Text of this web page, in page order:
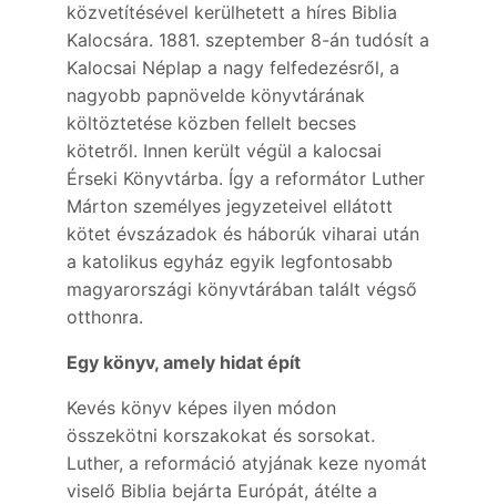
közvetítésével kerülhetett a híres Biblia
Kalocsára. 1881. szeptember 8-án tudósít a
Kalocsai Néplap a nagy felfedezésről, a
nagyobb papnövelde könyvtárának
költöztetése közben fellelt becses
kötetről. Innen került végül a kalocsai
Érseki Könyvtárba. Így a reformátor Luther
Márton személyes jegyzeteivel ellátott
kötet évszázadok és háborúk viharai után
a katolikus egyház egyik legfontosabb
magyarországi könyvtárában talált végső
otthonra.
Egy könyv, amely hidat épít
Kevés könyv képes ilyen módon
összekötni korszakokat és sorsokat.
Luther, a reformáció atyjának keze nyomát
viselő Biblia bejárta Európát, átélte a